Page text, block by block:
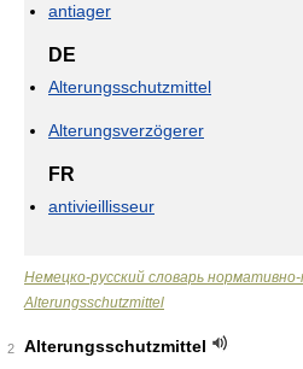
antiager
DE
Alterungsschutzmittel
Alterungsverzögerer
FR
antivieillisseur
Немецко-русский словарь
Alterungsschutzmittel
2
Alterungsschutzmittel